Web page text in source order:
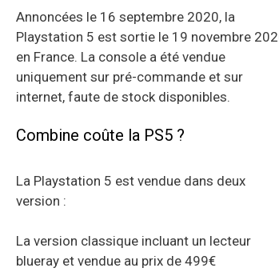
Annoncées le 16 septembre 2020, la
Playstation 5 est sortie le 19 novembre
en France. La console a été vendue
uniquement sur pré-commande et sur
internet, faute de stock disponibles.
Combine coûte la PS5 ?
La Playstation 5 est vendue dans deux
version :
La version classique incluant un lecteur
blueray et vendue au prix de 499€